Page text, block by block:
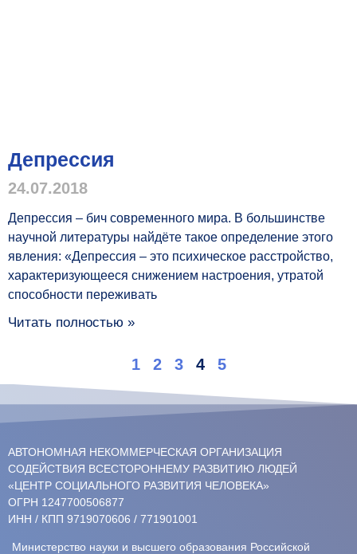
Депрессия
24.07.2018
Депрессия – бич современного мира. В большинстве
научной литературы найдёте такое определение этого
явления: «Депрессия – это психическое расстройство,
характеризующееся снижением настроения, утратой
способности переживать
Читать полностью »
1 2 3 4 5
АВТОНОМНАЯ НЕКОММЕРЧЕСКАЯ ОРГАНИЗАЦИЯ
СОДЕЙСТВИЯ ВСЕСТОРОННЕМУ РАЗВИТИЮ ЛЮДЕЙ
«ЦЕНТР СОЦИАЛЬНОГО РАЗВИТИЯ ЧЕЛОВЕКА»
ОГРН 1247700506877
ИНН / КПП 9719070606 / 771901001
Министерство науки и высшего образования Российской